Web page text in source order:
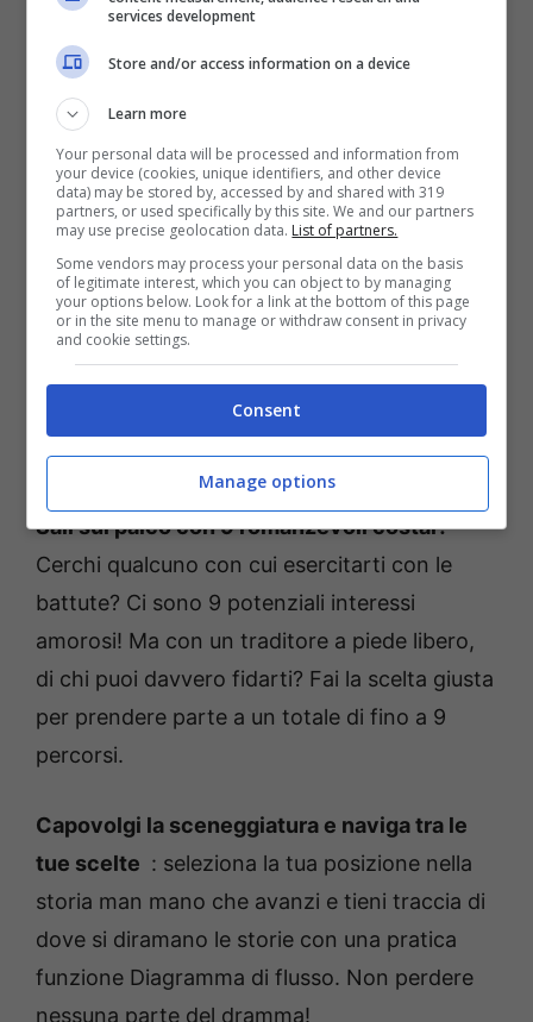
Dall’autrice diPsychedelica of the Black
Butterfly
Quale mano prenderà Hiyori alla fine?
Caratteristiche principali
Sali sul palco con 9 romanzevoli costar!–
Cerchi qualcuno con cui esercitarti con le
battute? Ci sono 9 potenziali interessi
amorosi! Ma con un traditore a piede libero,
di chi puoi davvero fidarti? Fai la scelta giusta
per prendere parte a un totale di fino a 9
percorsi.
Capovolgi la sceneggiatura e naviga tra le
tue scelte : seleziona la tua posizione nella
storia man mano che avanzi e tieni traccia di
dove si diramano le storie con una pratica
funzione Diagramma di flusso. Non perdere
nessuna parte del dramma!
services development
Store and/or access information on a device
Learn more
Your personal data will be processed and information from
your device (cookies, unique identifiers, and other device
data) may be stored by, accessed by and shared with 319
partners, or used specifically by this site. We and our partners
may use precise geolocation data. List of partners.
Some vendors may process your personal data on the basis
of legitimate interest, which you can object to by managing
your options below. Look for a link at the bottom of this page
or in the site menu to manage or withdraw consent in privacy
and cookie settings.
Consent
Manage options